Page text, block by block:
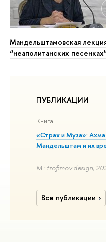
Мандельштамовская
“неаполитанских
ПУБЛИКАЦИИ
Книга
«Страх и Муза»:
Мандельштам и их
М.: trofimov.design,
Все публикации